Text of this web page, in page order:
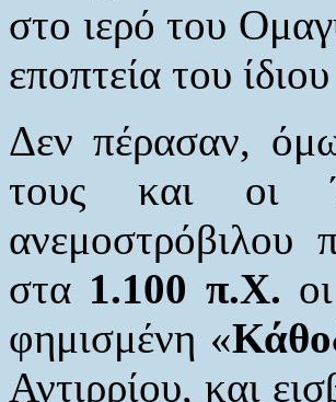
στο ιερό του
εποπτεία του
Δεν πέρασαν,
τους και οι
στα 1.100 π.Χ. οι
φημισμένη «
Αντιρρίου, και